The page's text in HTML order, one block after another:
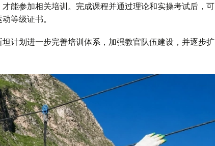
能参加相关培训。完成课程并通过理论和实操考试后，可
等级证书。
计划进一步完善培训体系，加强教官队伍建设，并逐步扩